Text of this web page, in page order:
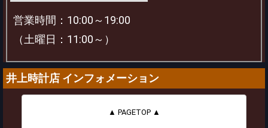
営業時間：10:00～19:00
（土曜日：11:00～）
井上時計店 インフォメーション
▲ PAGETOP ▲